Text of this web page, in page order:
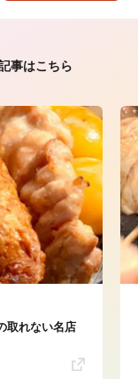
事はこちら
取れない名店